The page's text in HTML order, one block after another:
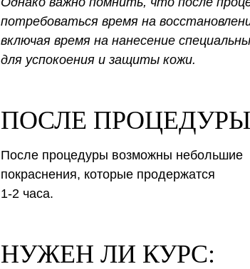
потребоваться время на
включая время на нанесение
для успокоения и защиты кожи.
ПОСЛЕ
После процедуры возможны небольшие
покраснения, которые продержатся
1-2 часа.
НУЖЕН ЛИ КУРС: